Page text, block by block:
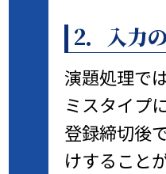
2．入力
演題処理で
ミスタイプ
登録締切後
けすること